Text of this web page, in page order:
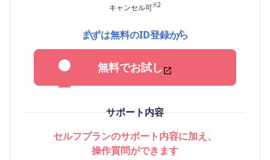
キャンセル可※2
まずは無料のID登録から
無料でお試し
サポート内容
セルフプランのサポート内容に加え、
操作質問ができます